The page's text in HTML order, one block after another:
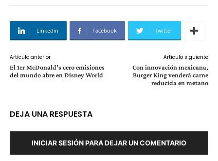
Linkedin Facebook Twitter
Artículo anterior
El 1er McDonald’s cero emisiones
del mundo abre en Disney World
Artículo siguiente
Con innovación mexicana,
Burger King venderá carne
reducida en metano
DEJA UNA RESPUESTA
INICIAR SESIÓN PARA DEJAR UN COMENTARIO